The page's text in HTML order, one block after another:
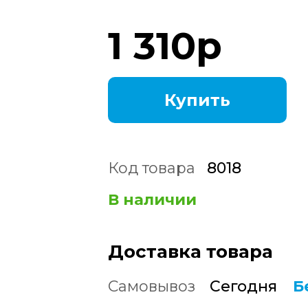
1 310р
Купить
Код товара
8018
В наличии
Доставка товара
Самовывоз Сегодня